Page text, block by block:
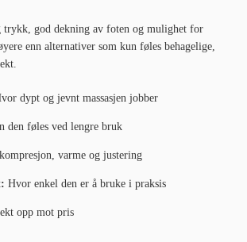
trykk, god dekning av foten og mulighet for
enn alternativer som kun føles behagelige,
dypt og jevnt massasjen jobber
den føles ved lengre bruk
varme og justering
Hvor enkel den er å bruke i praksis
opp mot pris